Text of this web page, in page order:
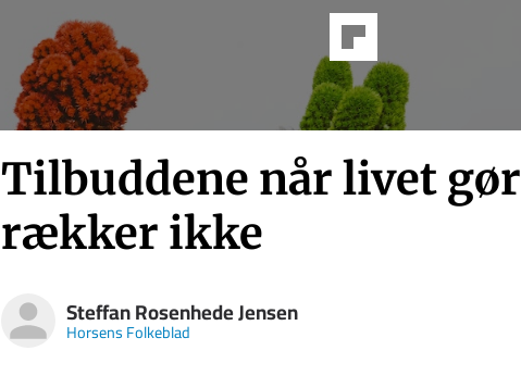
Tilbuddene når livet
rækker ikke
Steffan Rosenhede Jensen
Horsens Folkeblad